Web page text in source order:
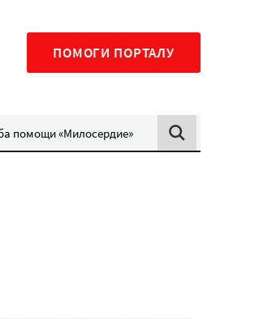
ПОМОГИ ПОРТАЛУ
помощи «Милосердие»